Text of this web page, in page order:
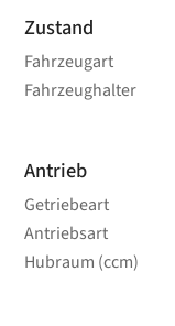
Zustand
Fahrzeugart
Fahrzeughalter
Antrieb
Getriebeart
Antriebsart
Hubraum (ccm)